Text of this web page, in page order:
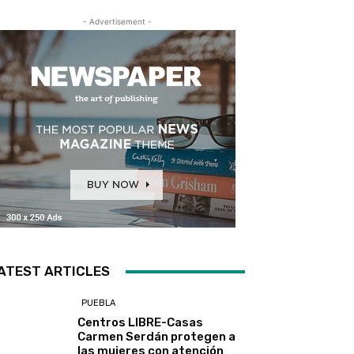
- Advertisement -
ARTICLES
PUEBLA
Centros LIBRE-Casas
Carmen Serdán protegen a